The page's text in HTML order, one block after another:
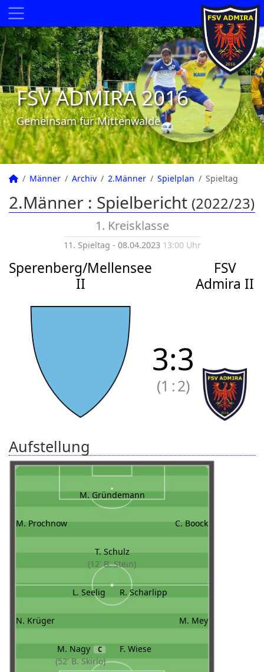
FSV ADMIRA 2016
Gemeinsam für Mittenwalde
Männer Archiv 2.Männer Spielplan Spieltag
2.Männer : Spielbericht (2022/23)
1. Kreisklasse
11. Spieltag - 08.04.2023 13:00 Uhr
Sperenberg/Mellensee
II
FSV
Admira II
3:3
(1 :2)
Aufstellung
M. Gründemann
M. Prochnow C. Boock
T. Schulz
(12' B. Stein)
L. Seelig R. Scharlipp
N. Krüger M. Mey
M. Nagy C
(52' B. Skirlo)
F. Wiese